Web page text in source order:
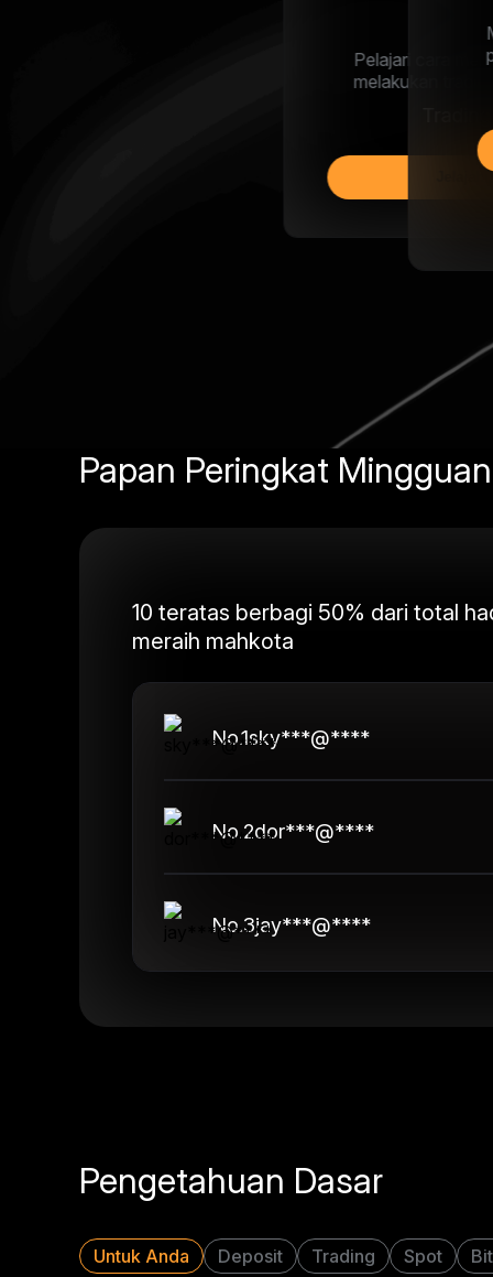
Mulai dari pendaftaran hingga trading
pertama: Semua yang perlu diketahui
Papan Peringkat Mingguan
10 teratas berbagi 50% dari total
meraih mahkota
No.1sky***@****
No.2dor***@****
No.3jay***@****
Pengetahuan Dasar
Untuk Anda Deposit Trading Spot